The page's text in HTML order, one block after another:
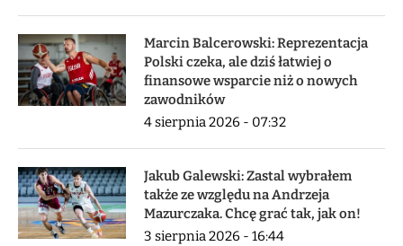
Marcin Balcerowski: Reprezentacja
Polski czeka, ale dziś łatwiej o
finansowe wsparcie niż o nowych
zawodników
4 sierpnia 2026 - 07:32
Jakub Galewski: Zastal wybrałem
także ze względu na Andrzeja
Mazurczaka. Chcę grać tak, jak on!
3 sierpnia 2026 - 16:44